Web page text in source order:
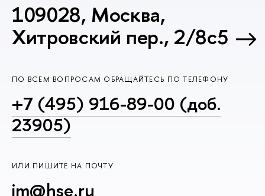
109028, Москва,
Хитровский пер., 2/8с5
ПО ВСЕМ ВОПРОСАМ ОБРАЩАЙТЕСЬ ПО ТЕЛЕФОНУ
+7 (495) 916-89-00 (доб.
23905)
ИЛИ ПИШИТЕ НА ПОЧТУ
im@hse.ru